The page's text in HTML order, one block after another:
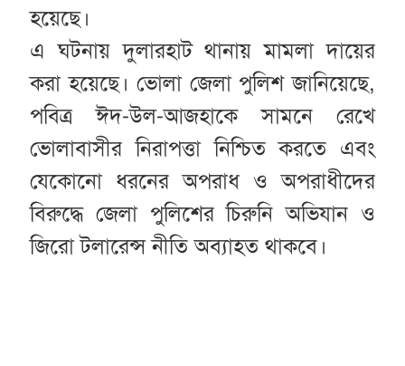
হয়েছে।
এ ঘটনায় দুলারহাট থানায় মামলা দায়ের
করা হয়েছে। ভোলা জেলা পুলিশ জানিয়েছে,
পবিত্র ঈদ-উল-আজহাকে সামনে রেখে
ভোলাবাসীর নিরাপত্তা নিশ্চিত করতে এবং
যেকোনো ধরনের অপরাধ ও অপরাধীদের
বিরুদ্ধে জেলা পুলিশের চিরুনি অভিযান ও
জিরো টলারেন্স নীতি অব্যাহত থাকবে।